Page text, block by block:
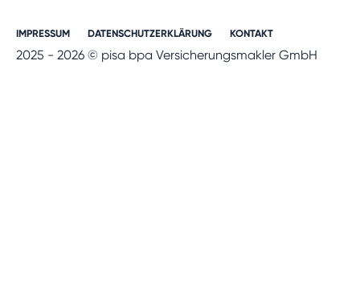
IMPRESSUM DATENSCHUTZERKLÄRUNG KONTAKT
2025 - 2026 © pisa bpa Versicherungsmakler GmbH